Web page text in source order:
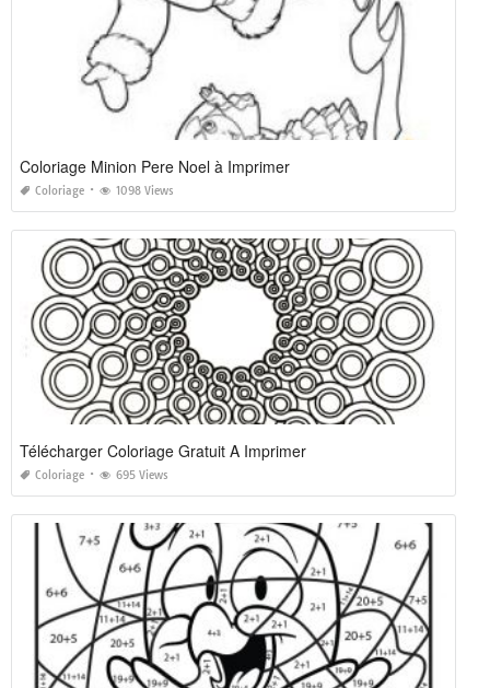
Coloriage Minion Pere Noel à Imprimer
Coloriage 1098 Views
Télécharger Coloriage Gratuit A Imprimer
Coloriage 695 Views